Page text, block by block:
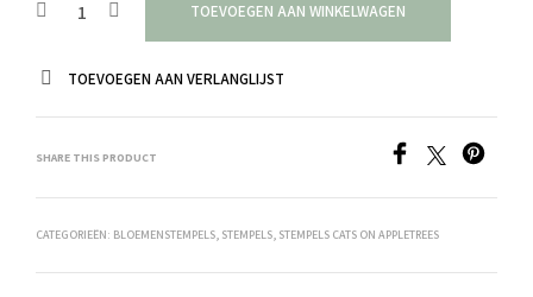
TOEVOEGEN AAN WINKELWAGEN
TOEVOEGEN AAN VERLANGLIJST
SHARE THIS PRODUCT
CATEGORIEËN: BLOEMENSTEMPELS, STEMPELS, STEMPELS CATS ON APPLETREES